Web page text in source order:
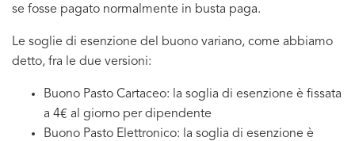
se fosse pagato normalmente in busta paga.
Le soglie di esenzione del buono variano, come abbiamo
detto, fra le due versioni:
Buono Pasto Cartaceo: la soglia di esenzione è fissata
a 4€ al giorno per dipendente
Buono Pasto Elettronico: la soglia di esenzione è